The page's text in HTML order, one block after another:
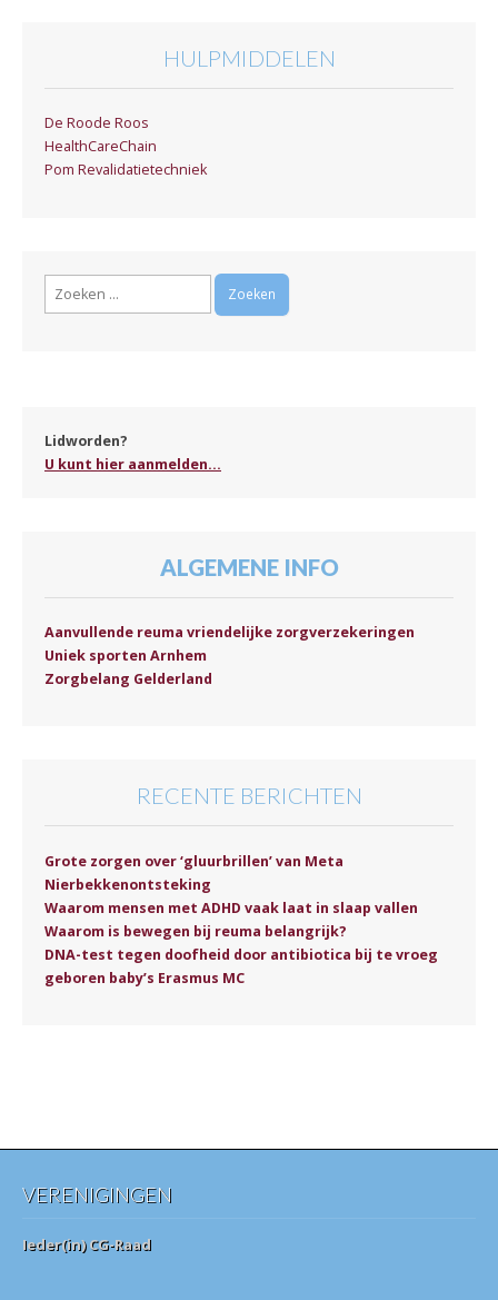
HULPMIDDELEN
De Roode Roos
HealthCareChain
Pom Revalidatietechniek
Zoeken
Lidworden?
U kunt hier aanmelden...
ALGEMENE INFO
Aanvullende reuma vriendelijke zorgverzekeringen
Uniek sporten Arnhem
Zorgbelang Gelderland
RECENTE BERICHTEN
Grote zorgen over ‘gluurbrillen’ van Meta
Nierbekkenontsteking
Waarom mensen met ADHD vaak laat in slaap vallen
Waarom is bewegen bij reuma belangrijk?
DNA-test tegen doofheid door antibiotica bij te vroeg
geboren baby’s Erasmus MC
VERENIGINGEN
Ieder(in) CG-Raad